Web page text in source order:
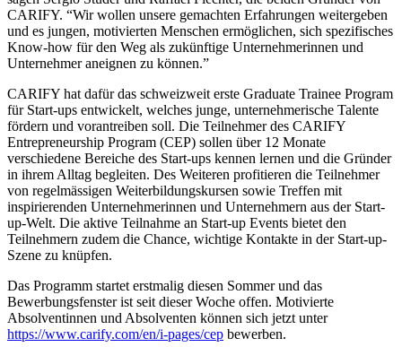
CARIFY. “Wir wollen unsere gemachten Erfahrungen weitergeben
und es jungen, motivierten Menschen ermöglichen, sich spezifisches
Know-how für den Weg als zukünftige Unternehmerinnen und
Unternehmer aneignen zu können.”
CARIFY hat dafür das schweizweit erste Graduate Trainee Program
für Start-ups entwickelt, welches junge, unternehmerische Talente
fördern und vorantreiben soll. Die Teilnehmer des CARIFY
Entrepreneurship Program (CEP) sollen über 12 Monate
verschiedene Bereiche des Start-ups kennen lernen und die Gründer
in ihrem Alltag begleiten. Des Weiteren profitieren die Teilnehmer
von regelmässigen Weiterbildungskursen sowie Treffen mit
inspirierenden Unternehmerinnen und Unternehmern aus der Start-
up-Welt. Die aktive Teilnahme an Start-up Events bietet den
Teilnehmern zudem die Chance, wichtige Kontakte in der Start-up-
Szene zu knüpfen.
Das Programm startet erstmalig diesen Sommer und das
Bewerbungsfenster ist seit dieser Woche offen. Motivierte
Absolventinnen und Absolventen können sich jetzt unter
https://www.carify.com/en/i-pages/cep bewerben.